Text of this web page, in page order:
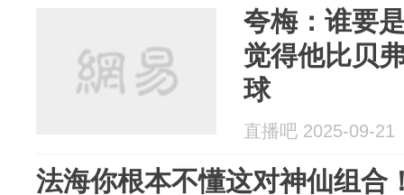
夸梅：谁要
觉得他比贝
球
直播吧 2025-09-21
法海你根本不懂这对神仙组合